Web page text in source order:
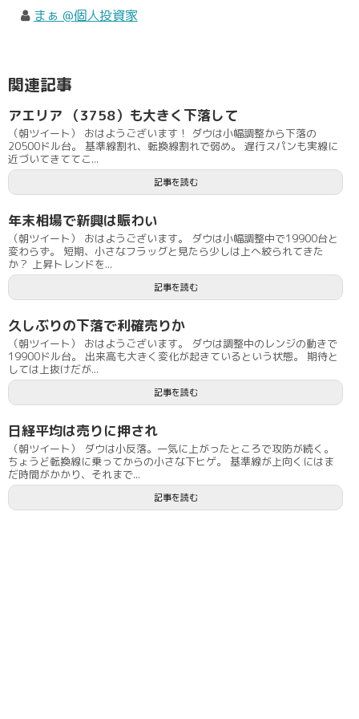
まぁ @個人投資家
関連記事
アエリア （3758）も大きく下落して
（朝ツイート） おはようございます！ ダウは小幅調整から下落の
20500ドル台。 基準線割れ、転換線割れで弱め。 遅行スパンも実線に
近づいてきててこ...
記事を読む
年末相場で新興は賑わい
（朝ツイート） おはようございます。 ダウは小幅調整中で19900台と
変わらず。 短期、小さなフラッグと見たら少しは上へ絞られてきた
か？ 上昇トレンドを...
記事を読む
久しぶりの下落で利確売りか
（朝ツイート） おはようございます。 ダウは調整中のレンジの動きで
19900ドル台。 出来高も大きく変化が起きているという状態。 期待と
しては上抜けだが...
記事を読む
日経平均は売りに押され
（朝ツイート） ダウは小反落。一気に上がったところで攻防が続く。
ちょうど転換線に乗ってからの小さな下ヒゲ。 基準線が上向くにはま
だ時間がかかり、それまで...
記事を読む